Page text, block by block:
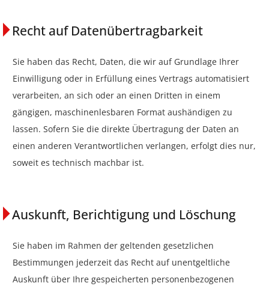
Recht auf Datenübertragbarkeit
Sie haben das Recht, Daten, die wir auf Grundlage Ihrer
Einwilligung oder in Erfüllung eines Vertrags automatisiert
verarbeiten, an sich oder an einen Dritten in einem
gängigen, maschinenlesbaren Format aushändigen zu
lassen. Sofern Sie die direkte Übertragung der Daten an
einen anderen Verantwortlichen verlangen, erfolgt dies nur,
soweit es technisch machbar ist.
Auskunft, Berichtigung und Löschung
Sie haben im Rahmen der geltenden gesetzlichen
Bestimmungen jederzeit das Recht auf unentgeltliche
Auskunft über Ihre gespeicherten personenbezogenen